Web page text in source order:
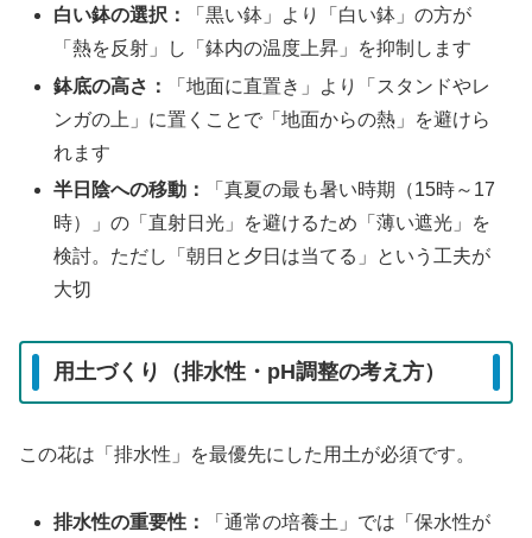
白い鉢の選択：
「黒い鉢」より「白い鉢」の方が
「熱を反射」し「鉢内の温度上昇」を抑制します
鉢底の高さ：
「地面に直置き」より「スタンドやレ
ンガの上」に置くことで「地面からの熱」を避けら
れます
半日陰への移動：
「真夏の最も暑い時期（15時～17
時）」の「直射日光」を避けるため「薄い遮光」を
検討。ただし「朝日と夕日は当てる」という工夫が
大切
用土づくり（排水性・pH調整の考え方）
この花は「排水性」を最優先にした用土が必須です。
排水性の重要性：
「通常の培養土」では「保水性が